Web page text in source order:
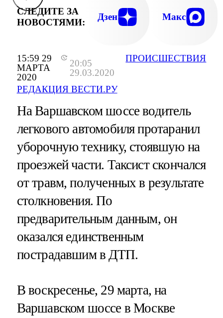
15:59 29
МАРТА
2020
20:05
29.03.2020
РЕДАКЦИЯ ВЕСТИ.РУ
ПРОИСШЕСТВИЯ
СЛЕДИТЕ ЗА
НОВОСТЯМИ:
Дзен Макс
На Варшавском шоссе водитель
легкового автомобиля протаранил
уборочную технику, стоявшую на
проезжей части. Таксист скончался
от травм, полученных в результате
столкновения. По
предварительным данным, он
оказался единственным
пострадавшим в ДТП.
В воскресенье, 29 марта, на
Варшавском шоссе в Москве